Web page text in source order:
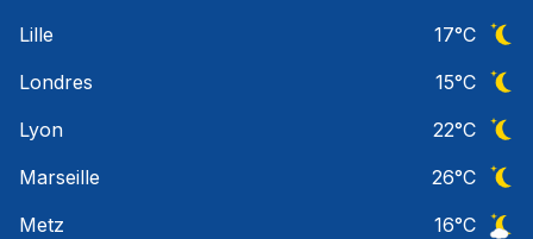
Lille
17°C
Londres
15°C
Lyon
22°C
Marseille
26°C
Metz
16°C